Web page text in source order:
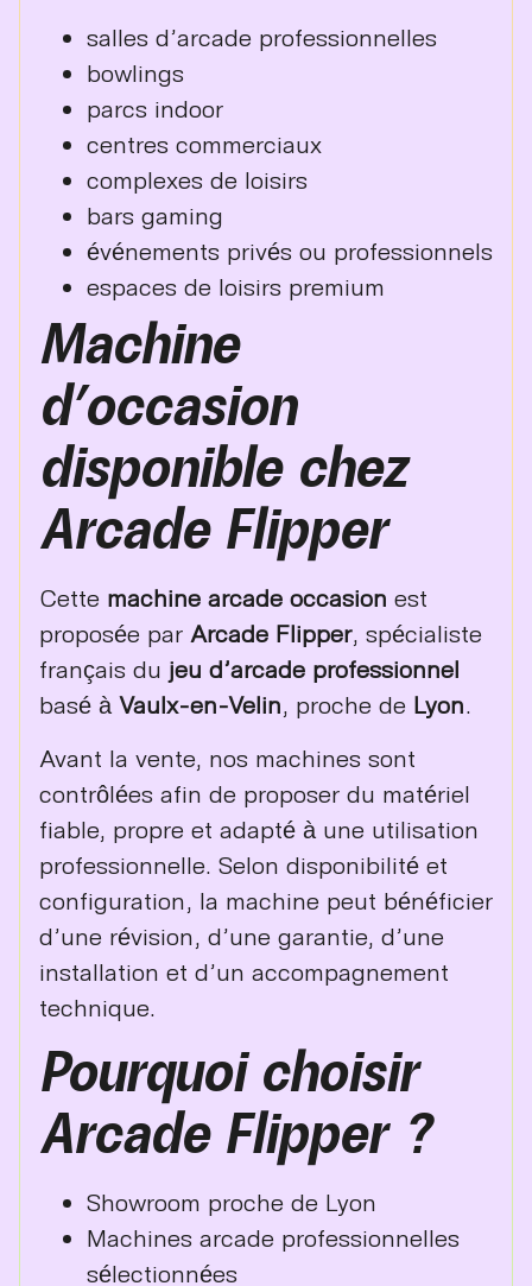
salles d’arcade professionnelles
bowlings
parcs indoor
centres commerciaux
complexes de loisirs
bars gaming
événements privés ou professionnels
espaces de loisirs premium
Machine
d’occasion
disponible chez
Arcade Flipper
Cette machine arcade occasion est
proposée par Arcade Flipper, spécialiste
français du jeu d’arcade professionnel
basé à Vaulx-en-Velin, proche de Lyon.
Avant la vente, nos machines sont
contrôlées afin de proposer du matériel
fiable, propre et adapté à une utilisation
professionnelle. Selon disponibilité et
configuration, la machine peut bénéficier
d’une révision, d’une garantie, d’une
installation et d’un accompagnement
technique.
Pourquoi choisir
Arcade Flipper ?
Showroom proche de Lyon
Machines arcade professionnelles
sélectionnées